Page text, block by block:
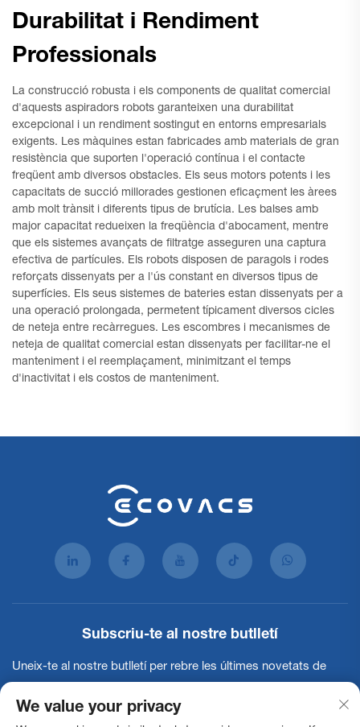
Durabilitat i Rendiment
Professionals
La construcció robusta i els components de qualitat comercial
d'aquests aspiradors robots garanteixen una durabilitat
excepcional i un rendiment sostingut en entorns empresarials
exigents. Les màquines estan fabricades amb materials de gran
resistència que suporten l'operació contínua i el contacte
freqüent amb diversos obstacles. Els seus motors potents i les
capacitats de succió millorades gestionen eficaçment les àrees
amb molt trànsit i diferents tipus de brutícia. Les balses amb
major capacitat redueixen la freqüència d'abocament, mentre
que els sistemes avançats de filtratge asseguren una captura
efectiva de partícules. Els robots disposen de paragols i rodes
reforçats dissenyats per a l'ús constant en diversos tipus de
superfícies. Els seus sistemes de bateries estan dissenyats per a
una operació prolongada, permetent típicament diversos cicles
de neteja entre recàrregues. Les escombres i mecanismes de
neteja de qualitat comercial estan dissenyats per facilitar-ne el
manteniment i el reemplaçament, minimitzant el temps
d'inactivitat i els costos de manteniment.
Subscriu-te al nostre butlletí
Uneix-te al nostre butlletí per rebre les últimes novetats de
We value your privacy